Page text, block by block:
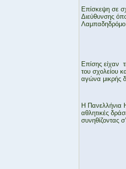
Επίσκεψη σε
Διεύθυνσης
Επίσης είχαν
του σχολείου
αγώνα μικρής
Η Πανελλήνια
αθλητικές
συνηθίζοντας